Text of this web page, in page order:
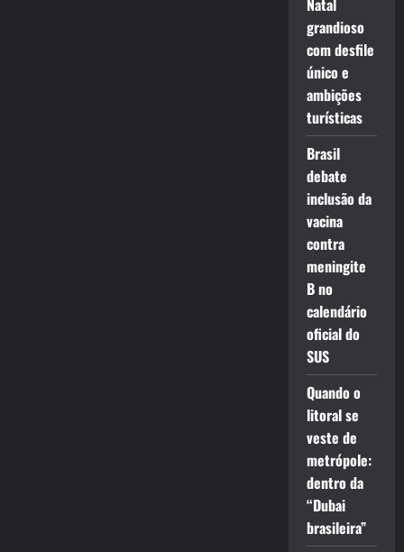
Natal
grandioso
com desfile
único e
ambições
turísticas
Brasil
debate
inclusão da
vacina
contra
meningite
B no
calendário
oficial do
SUS
Quando o
litoral se
veste de
metrópole:
dentro da
“Dubai
brasileira”